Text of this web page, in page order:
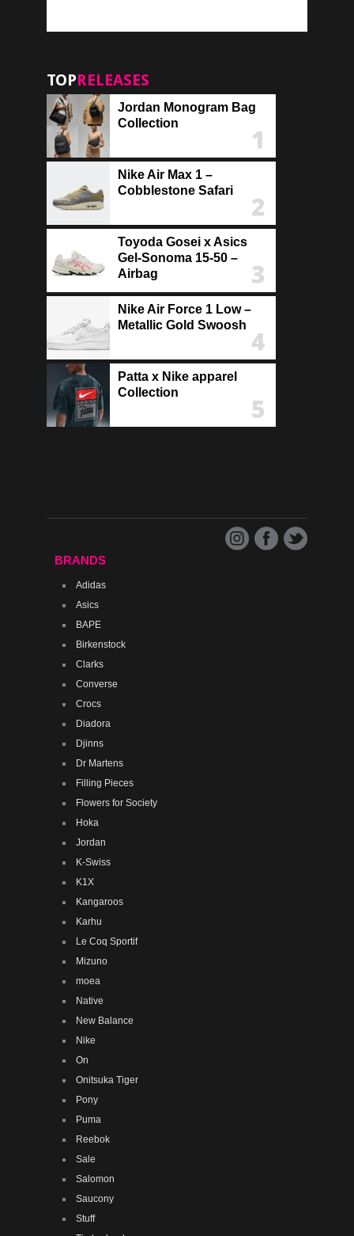
TOPRELEASES
Jordan Monogram Bag
Collection
Nike Air Max 1 –
Cobblestone Safari
Toyoda Gosei x Asics
Gel-Sonoma 15-50 –
Airbag
Nike Air Force 1 Low –
Metallic Gold Swoosh
Patta x Nike apparel
Collection
BRANDS
Adidas
Asics
BAPE
Birkenstock
Clarks
Converse
Crocs
Diadora
Djinns
Dr Martens
Filling Pieces
Flowers for Society
Hoka
Jordan
K-Swiss
K1X
Kangaroos
Karhu
Le Coq Sportif
Mizuno
moea
Native
New Balance
Nike
On
Onitsuka Tiger
Pony
Puma
Reebok
Sale
Salomon
Saucony
Stuff